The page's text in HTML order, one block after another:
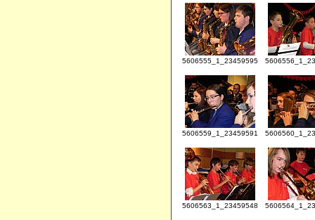
5606555_1_23459595
5606559_1_23459591
5606563_1_23459548